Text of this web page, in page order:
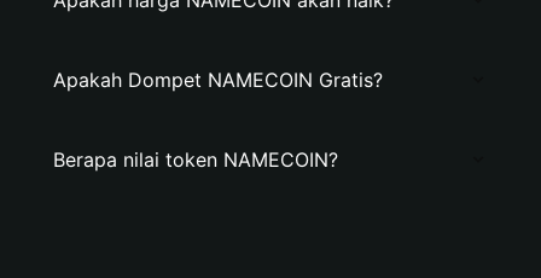
Apakah Dompet NAMECOIN Gratis?
Berapa nilai token NAMECOIN?